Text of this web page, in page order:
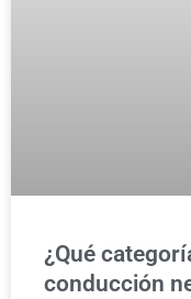
¿Qué
conducción